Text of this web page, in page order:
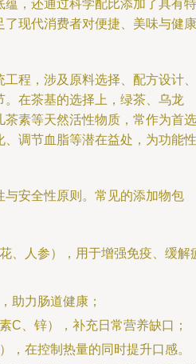
，还通过科学配比添加了具有特
现代消费者对便捷、美味与健康
程，涉及原料选择、配方设计、
在茶基的选择上，绿茶、乌龙
素等天然活性物质，常作为首选
调节血脂等潜在益处，为功能性
安全性原则。常见的添加物包
、人参），用于增强免疫、缓解
助力肠道健康；
C、锌），补充日常营养缺口；
，在控制热量的同时提升口感。